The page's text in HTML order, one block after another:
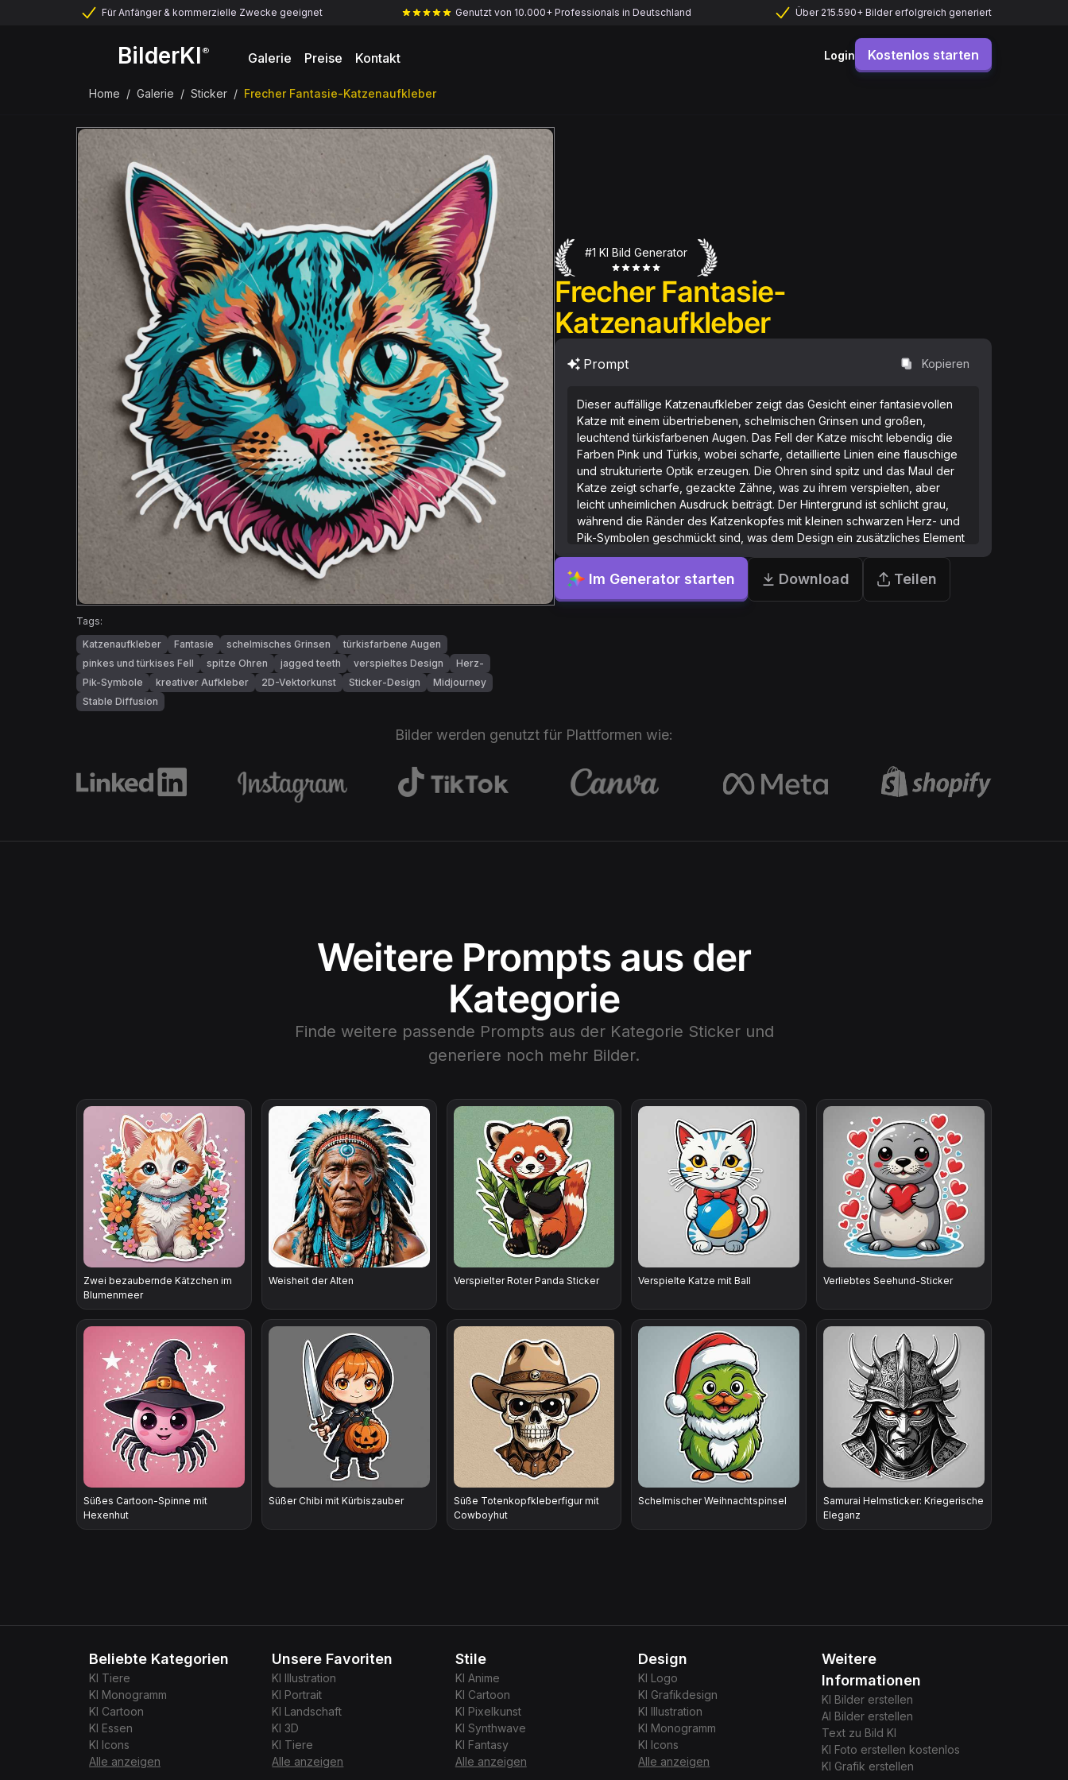
Für Anfänger & kommerzielle Zwecke geeignet Genutzt von 10.000+ Professionals in Deutschland Über 215.590+ Bilder erfolgreich generiert
BilderKI® Galerie Preise Kontakt Login Kostenlos starten
Home / Galerie / Sticker / Frecher Fantasie-Katzenaufkleber
Tags:
Katzenaufkleber
Fantasie schelmisches Grinsen
türkisfarbene Augen
pinkes und türkises Fell
spitze Ohren jagged teeth verspieltes Design
Herz-
Pik-Symbole
kreativer Aufkleber 2D-Vektorkunst Sticker-Design
Midjourney
Stable Diffusion
#1 KI Bild Generator
Frecher Fantasie-
Katzenaufkleber
Prompt Kopieren
Dieser auffällige Katzenaufkleber zeigt das Gesicht einer fantasievollen
Katze mit einem übertriebenen, schelmischen Grinsen und großen,
leuchtend türkisfarbenen Augen. Das Fell der Katze mischt lebendig die
Farben Pink und Türkis, wobei scharfe, detaillierte Linien eine flauschige
und strukturierte Optik erzeugen. Die Ohren sind spitz und das Maul der
Katze zeigt scharfe, gezackte Zähne, was zu ihrem verspielten, aber
leicht unheimlichen Ausdruck beiträgt. Der Hintergrund ist schlicht grau,
während die Ränder des Katzenkopfes mit kleinen schwarzen Herz- und
Pik-Symbolen geschmückt sind, was dem Design ein zusätzliches Element
der Vorstellungskraft und Verspieltheit verleiht.
Im Generator starten Download Teilen
Bilder werden genutzt für Plattformen wie:
Weitere Prompts aus der
Kategorie
Finde weitere passende Prompts aus der Kategorie Stickerund
generiere noch mehr Bilder.
Zwei bezaubernde Kätzchen im
Blumenmeer
Weisheit der Alten Verspielter Roter Panda Sticker Verspielte Katze mit Ball Verliebtes Seehund-Sticker
Süßes Cartoon-Spinne mit
Hexenhut
Süßer Chibi mit Kürbiszauber
Süße Totenkopfkleberfigur mit
Cowboyhut
Schelmischer Weihnachtspinsel
Samurai Helmsticker: Kriegerische
Eleganz
Beliebte Kategorien
KI Tiere
KI Monogramm
KI Cartoon
KI Essen
KI Icons
Alle anzeigen
Unsere Favoriten
KI Illustration
KI Portrait
KI Landschaft
KI3D
KI Tiere
Alle anzeigen
Stile
KI Anime
KI Cartoon
KI Pixelkunst
KI Synthwave
KI Fantasy
Alle anzeigen
Design
KI Logo
KI Grafikdesign
KI Illustration
KI Monogramm
KI Icons
Alle anzeigen
Weitere
Informationen
KI Bilder erstellen
AI Bilder erstellen
Text zu Bild KI
KI Foto erstellen kostenlos
KI Grafik erstellen